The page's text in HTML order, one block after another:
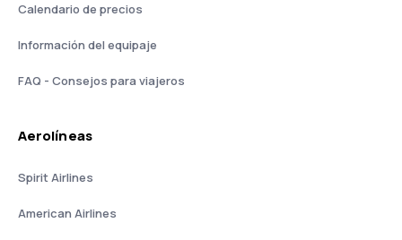
Calendario de precios
Información del equipaje
FAQ - Consejos para viajeros
Aerolíneas
Spirit Airlines
American Airlines